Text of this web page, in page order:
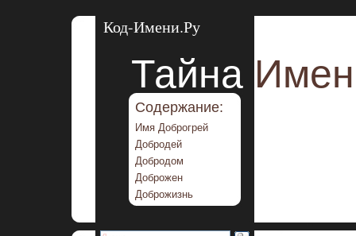
Код-Имени.Ру
Тайна
Содержание:
Имя Доброгрей
Добродей
Добродом
Доброжен
Доброжизнь